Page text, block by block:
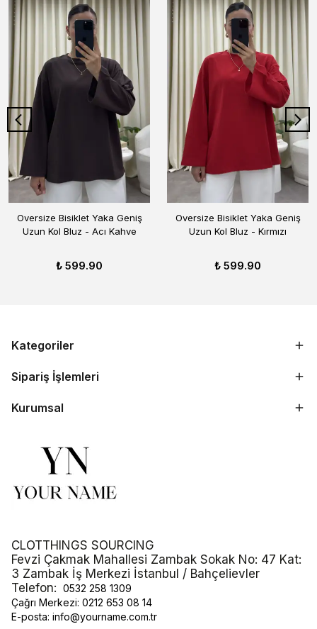
Oversize Bisiklet Yaka Geniş
Uzun Kol Bluz - Acı Kahve
₺ 599.90
Oversize Bisiklet Yaka Geniş
Uzun Kol Bluz - Kırmızı
₺ 599.90
Kategoriler
Sipariş İşlemleri
Kurumsal
CLOTTHINGS SOURCING
Fevzi Çakmak Mahallesi Zambak Sokak No: 47 Kat:
3 Zambak İş Merkezi İstanbul / Bahçelievler
Telefon: 0532 258 1309
Çağrı Merkezi: 0212 653 08 14
E-posta: info@yourname.com.tr